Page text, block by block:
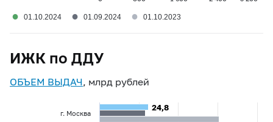
● 01.10.2024 ● 01.09.2024 ● 01.10.2023
ИЖК по ДДУ
ОБЪЕМ ВЫДАЧ, млрд рублей
24,8
24,8
г. Москва